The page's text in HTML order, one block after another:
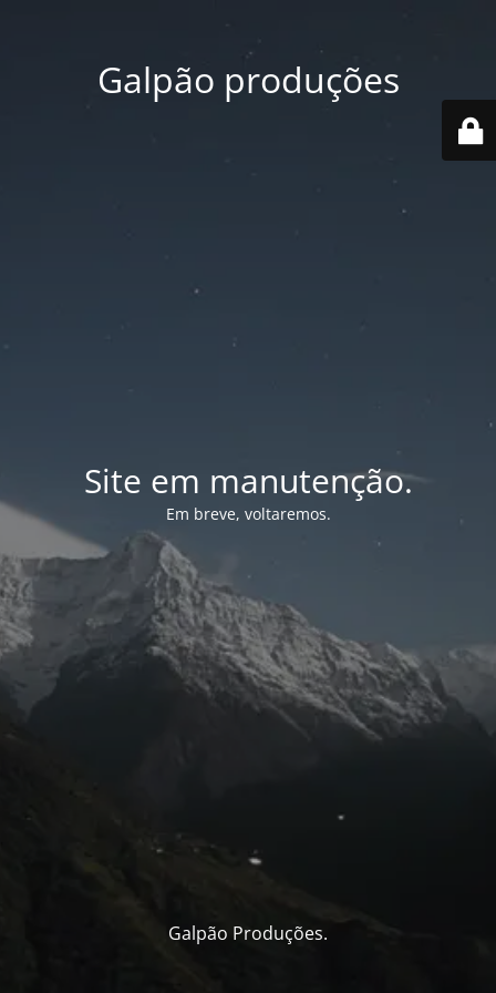
Galpão produções
Site em manutenção.
Em breve, voltaremos.
Galpão Produções.